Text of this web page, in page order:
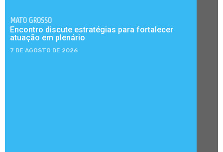
MATO GROSSO
Encontro discute estratégias para fortalecer
atuação em plenário
7 DE AGOSTO DE 2026